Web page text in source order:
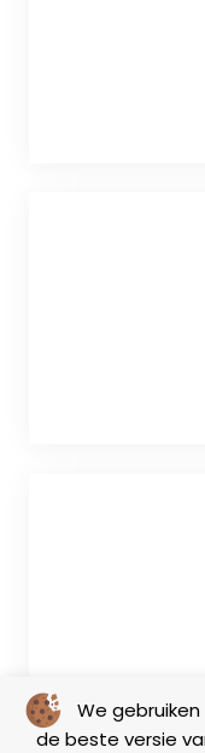
We
de beste versie